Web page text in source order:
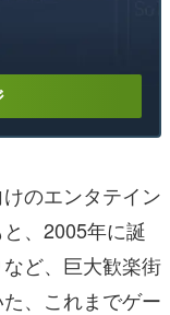
のエンタテイン
、2005年に誕
ど、巨大歓楽街
、これまでゲー